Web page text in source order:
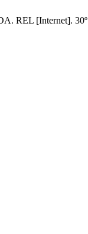
[Internet]. 30º